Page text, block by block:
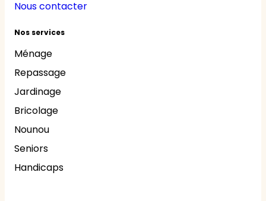
Nous contacter
Nos services
Ménage
Repassage
Jardinage
Bricolage
Nounou
Seniors
Handicaps